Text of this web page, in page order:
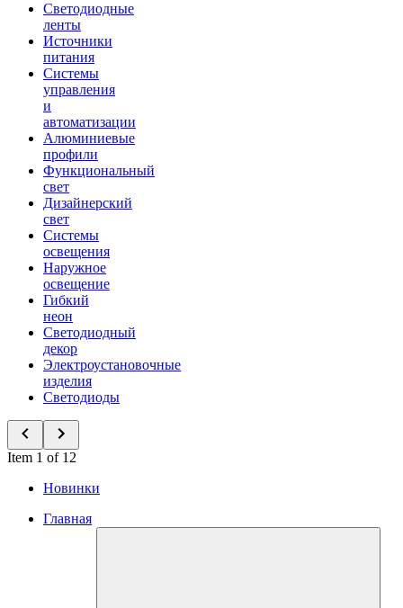
Светодиодные
ленты
Источники
питания
Системы
управления
и
автоматизации
Алюминиевые
профили
Функциональный
свет
Дизайнерский
свет
Системы
освещения
Наружное
освещение
Гибкий
неон
Светодиодный
декор
Электроустановочные
изделия
Светодиоды
Item 1 of 12
Новинки
Главная